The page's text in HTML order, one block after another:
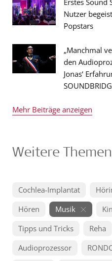
Erstes Sound
Nutzer
Popstars
„Manchmal
den
Jonas‘
Mehr Beiträge anzeigen
Weitere Themen
Cochlea-Implantat
Hören
Musik
Tipps und Tricks
Reha
Audioprozessor